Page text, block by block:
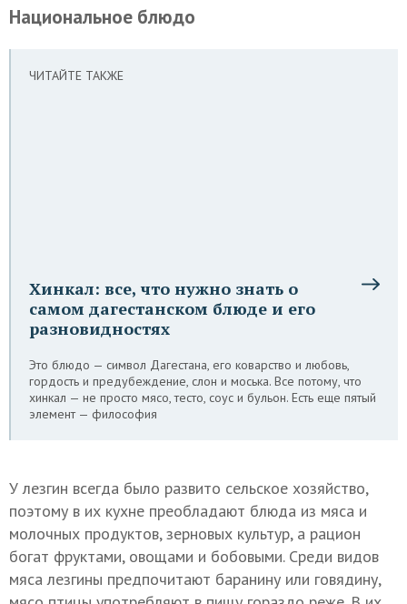
Национальное блюдо
ЧИТАЙТЕ ТАКЖЕ
Хинкал: все, что нужно знать о
самом дагестанском блюде и его
разновидностях
Это блюдо — символ Дагестана, его коварство и любовь,
гордость и предубеждение, слон и моська. Все потому, что
хинкал — не просто мясо, тесто, соус и бульон. Есть еще пятый
элемент — философия
У лезгин всегда было развито сельское хозяйство,
поэтому в их кухне преобладают блюда из мяса и
молочных продуктов, зерновых культур, а рацион
богат фруктами, овощами и бобовыми. Среди видов
мяса лезгины предпочитают баранину или говядину,